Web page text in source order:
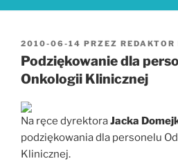
OPUBLIKOWANE
W
2010-06-14 PRZEZ REDAKTOR
Podziękowanie dla
Onkologii Klinicznej
Na ręce dyrektoraJacka
podziękowania dla personelu
Klinicznej.